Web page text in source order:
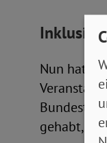
Inklusion
Nun hat
gehabt,